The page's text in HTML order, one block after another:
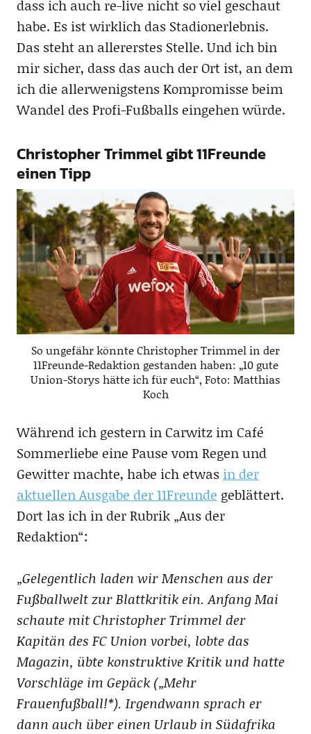
dass ich auch re-live nicht so viel geschaut
habe. Es ist wirklich das Stadionerlebnis.
Das steht an allererstes Stelle. Und ich bin
mir sicher, dass das auch der Ort ist, an dem
ich die allerwenigstens Kompromisse beim
Wandel des Profi-Fußballs eingehen würde.
Christopher Trimmel gibt 11Freunde
einen Tipp
So ungefähr könnte Christopher Trimmel in der
11Freunde-Redaktion gestanden haben: „10 gute
Union-Storys hätte ich für euch“, Foto: Matthias
Koch
Während ich gestern in Carwitz im Café
Sommerliebe eine Pause vom Regen und
Gewitter machte, habe ich etwas in der
aktuellen Ausgabe der 11Freunde geblättert.
Dort las ich in der Rubrik „Aus der
Redaktion“:
„Gelegentlich laden wir Menschen aus der
Fußballwelt zur Blattkritik ein. Anfang Mai
schaute mit Christopher Trimmel der
Kapitän des FC Union vorbei, lobte das
Magazin, übte konstruktive Kritik und hatte
Vorschläge im Gepäck („Mehr
Frauenfußball!*). Irgendwann sprach er
dann auch über einen Urlaub in Südafrika